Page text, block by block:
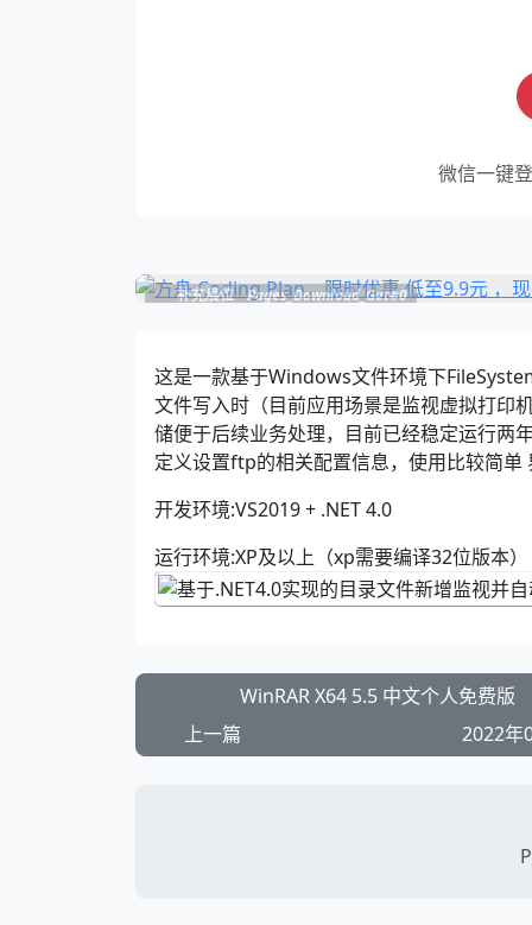
微信一键
补充展位 Pages_Download_Get#0
这是一款基于Windows文件环境下
文件写入时（目前应用场景是监视虚拟打印
储便于后续业务处理，目前已经稳定运行两
定义设置ftp的相关配置信息，使用比较简单
开发环境:VS2019 + .NET 4.0
运行环境:XP及以上（xp需要编译32位版本）
WinRAR X64 5.5 中文个人免费版
上一篇
2022年